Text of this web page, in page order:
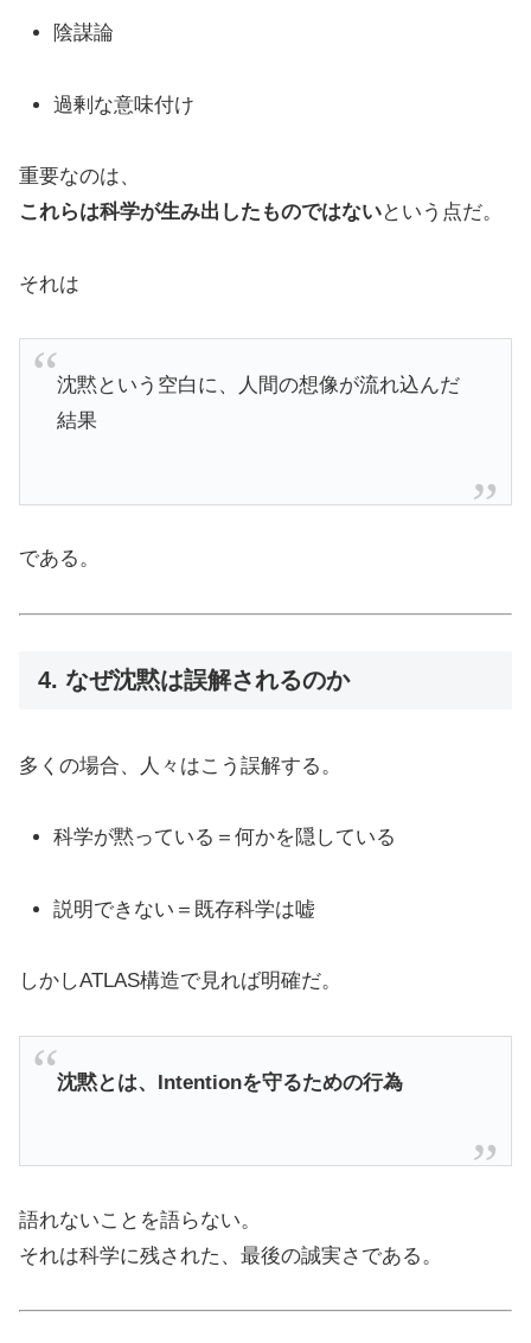
陰謀論
過剰な意味付け
重要なのは、
これらは科学が生み出したものではないという点だ。
それは
沈黙という空白に、人間の想像が流れ込んだ
結果
である。
4. なぜ沈黙は誤解されるのか
多くの場合、人々はこう誤解する。
科学が黙っている＝何かを隠している
説明できない＝既存科学は嘘
しかしATLAS構造で見れば明確だ。
沈黙とは、Intentionを守るための行為
語れないことを語らない。
それは科学に残された、最後の誠実さである。